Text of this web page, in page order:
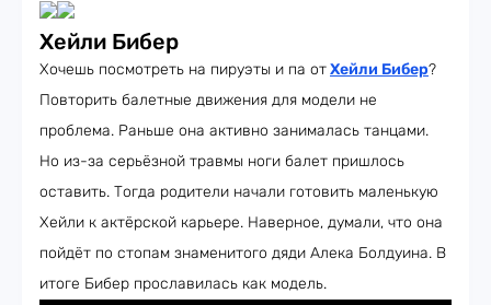
Хейли Бибер
Хочешь посмотреть на пируэты и па отХейли Бибер?
Повторить балетные движения для модели не
проблема. Раньше она активно занималась танцами.
Но из-за серьёзной травмы ноги балет пришлось
оставить. Тогда родители начали готовить маленькую
Хейли к актёрской карьере. Наверное, думали, что она
пойдёт по стопам знаменитого дяди Алека Болдуина. В
итоге Бибер прославилась как модель.